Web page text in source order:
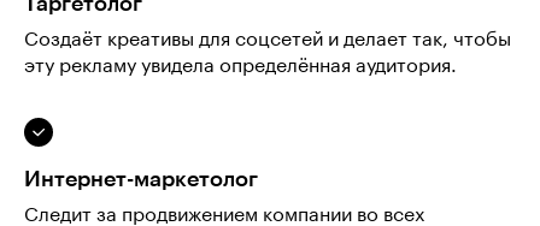
Создаёт креативы для соцсетей и делает так, чтобы
эту рекламу увидела определённая аудитория.
Интернет-маркетолог
Следит за продвижением компании во всех